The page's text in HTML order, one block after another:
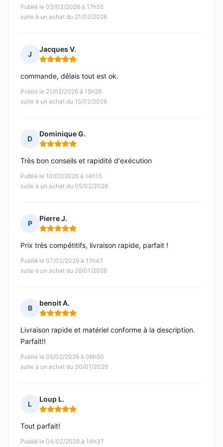
Publié le 03/03/2026 à 17h55
suite à un achat du 21/02/2026
J
Jacques V.
Note : 5 sur 5
Publié le 21/02/2026 à 15h28
suite à un achat du 15/02/2026
commande, délais tout est ok.
D
Dominique G.
Note : 5 sur 5
Publié le 10/02/2026 à 14h15
suite à un achat du 05/02/2026
Très bon conseils et rapidité d'exécution
P
Pierre J.
Note : 5 sur 5
Publié le 07/02/2026 à 17h47
suite à un achat du 26/01/2026
Prix très compétitifs, livraison rapide, parfait !
B
benoit A.
Note : 5 sur 5
Publié le 05/02/2026 à 06h50
suite à un achat du 30/01/2026
Livraison rapide et matériel conforme à la description.
Parfait!!
L
Loup L.
Note : 5 sur 5
Publié le 04/02/2026 à 14h37
Tout parfait!